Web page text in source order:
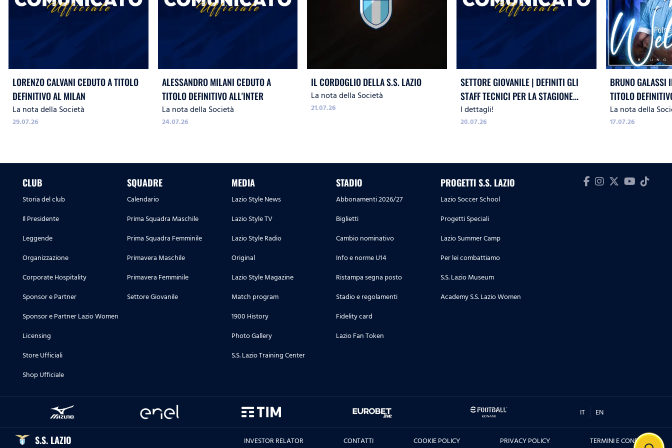
LORENZO CALVANI CEDUTO A TITOLO
DEFINITIVO AL MILAN
La nota della Società
29.07.26
ALESSANDRO MILANI CEDUTO A
TITOLO DEFINITIVO ALL'INTER
La nota della Società
24.07.26
IL CORDOGLIO DELLA S.S. LAZIO
La nota della Società
21.07.26
SETTORE GIOVANILE | DEFINITI GLI
STAFF TECNICI PER LA STAGIONE
2026/27
I dettagli!
20.07.26
BRUNO GALASSI
TITOLO
La nota della
17.07.26
CLUB
Storia del club
Il Presidente
Leggende
Organizzazione
Corporate Hospitality
Sponsor e Partner
Sponsor e Partner Lazio Women
Licensing
Store Ufficiali
Shop Ufficiale
SQUADRE
Calendario
Prima Squadra Maschile
Prima Squadra Femminile
Primavera Maschile
Primavera Femminile
Settore Giovanile
MEDIA
Lazio Style News
Lazio Style TV
Lazio Style Radio
Original
Lazio Style Magazine
Match program
1900 History
Photo Gallery
S.S. Lazio Training Center
STADIO
Abbonamenti 2026/27
Biglietti
Cambio nominativo
Info e norme U14
Ristampa segna posto
Stadio e regolamenti
Fidelity card
Lazio Fan Token
PROGETTI S.S. LAZIO
Lazio Soccer School
Progetti Speciali
Lazio Summer Camp
Per lei combattiamo
S.S. Lazio Museum
Academy S.S. Lazio Women
IT EN
S.S. LAZIO INVESTOR RELATOR CONTATTI COOKIE POLICY PRIVACY POLICY TERMINI E CONDIZIONI